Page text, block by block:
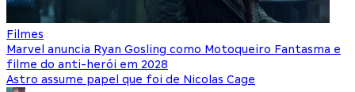
Filmes
Marvel anuncia Ryan Gosling como Motoqueiro Fantasma e
filme do anti-herói em 2028
Astro assume papel que foi de Nicolas Cage